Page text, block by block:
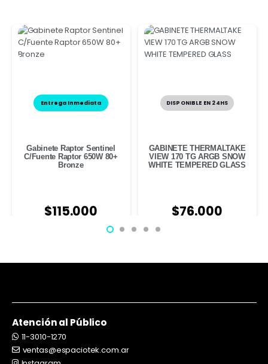
Entrega Inmediata
Gabinete Raptor Sentinel
C/Fuente Raptor 650W 80+
Bronze
$115.000
DISPONIBLE EN 24HS
GABINETE THERMALTAKE
VIEW 170 TG ARGB SNOW
WHITE TEMPERED GLASS
$76.000
Atención al Público
11-3010-1270
ventas@espaciotek.com.ar